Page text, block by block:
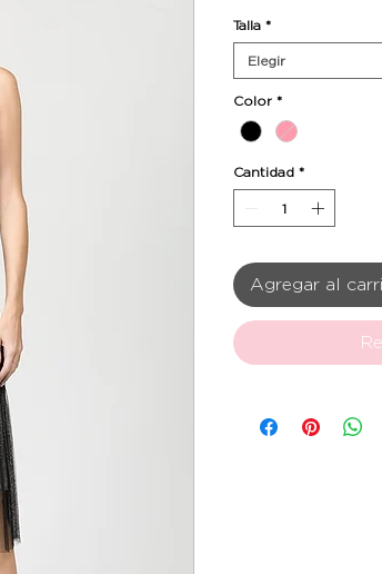
Talla *
Elegir
Color *
Cantidad *
Agregar al